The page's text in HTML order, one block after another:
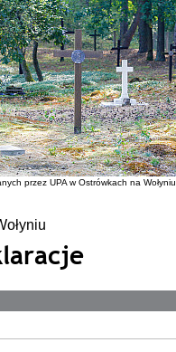
przez UPA w Ostrówkach na Wołyniu